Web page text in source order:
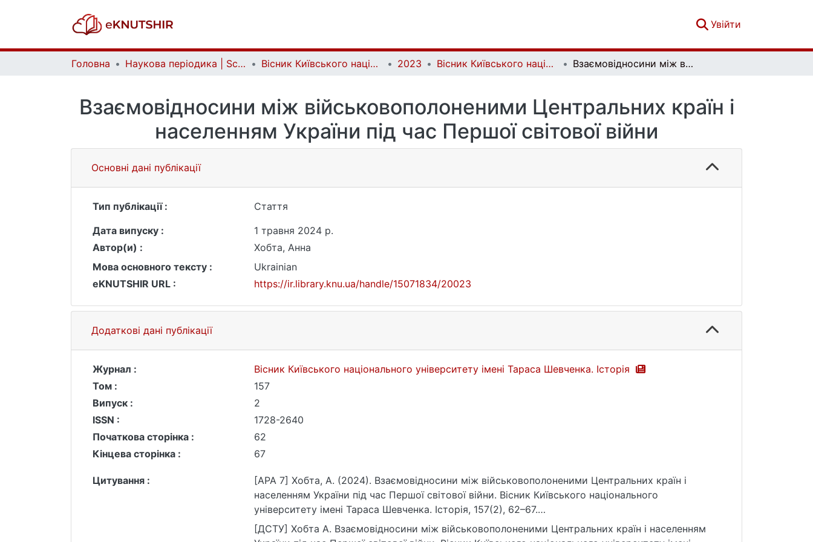
Увійти
Головна Наукова періодика | Scientific periodicals Вісник Київського національного університету імені Тараса Шевченка. Історія | Bulletin of Taras Shevchenko National University of Kyiv. History 2023 Вісник Київського національного університету імені Тараса Шевченка. Історія. Вип. 2 (157) Взаємовідносини між військовополоненими Центральних країн і населенням України під час Першої світової війни
Взаємовідносини між військовополоненими Центральних країн і
населенням України під час Першої світової війни
Основні дані публікації
Тип публікації :
Стаття
Дата випуску :
1 травня 2024 р.
Автор(и) :
Хобта, Анна
Мова основного тексту :
Ukrainian
eKNUTSHIR URL :
https://ir.library.knu.ua/handle/15071834/20023
Додаткові дані публікації
Журнал :
Вісник Київського національного університету імені Тараса Шевченка. Історія
Том :
157
Випуск :
2
ISSN :
1728-2640
Початкова сторінка :
62
Кінцева сторінка :
67
Цитування :
[APA 7] Хобта, А. (2024). Взаємовідносини між військовополоненими Центральних країн і
населенням України під час Першої світової війни. Вісник Київського національного
університету імені Тараса Шевченка. Історія, 157(2), 62–67.
https://ir.library.knu.ua/handle/15071834/20023
[ДСТУ] Хобта А. Взаємовідносини між військовополоненими Центральних країн і населенням